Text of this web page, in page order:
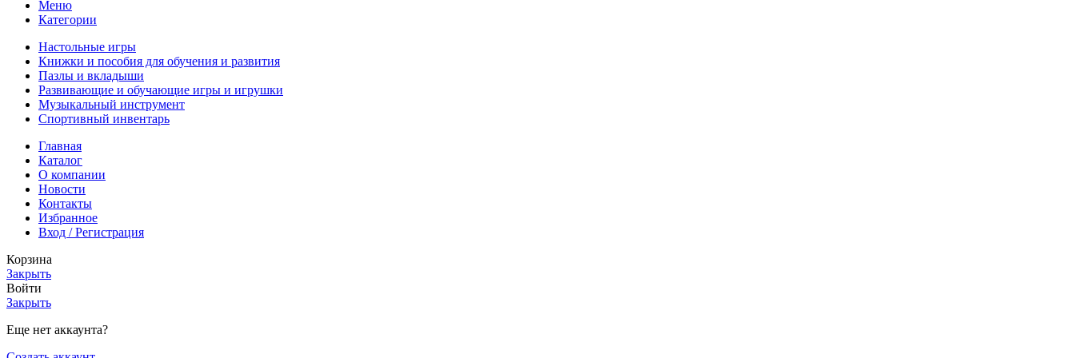
Меню
Категории
Настольные игры
Книжки и пособия для обучения и развития
Пазлы и вкладыши
Развивающие и обучающие игры и игрушки
Музыкальный инструмент
Спортивный инвентарь
Главная
Каталог
О компании
Новости
Контакты
Избранное
Вход / Регистрация
Корзина
Закрыть
Войти
Закрыть
Еще нет аккаунта?